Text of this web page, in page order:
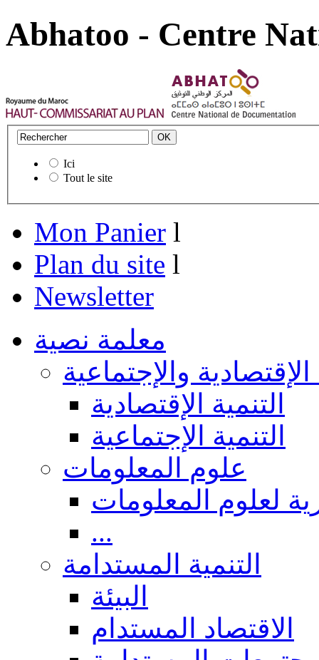
Abhatoo - Centre
Ici
Tout le site
Mon Panier l
Plan du site l
Newsletter
معلمة نصية
الإقتصادية والإجتماعية
التنمية الإقتصادية
التنمية الإجتماعية
علوم المعلومات
لعلوم المعلومات
...
التنمية المستدامة
البيئة
الاقتصاد المستدام